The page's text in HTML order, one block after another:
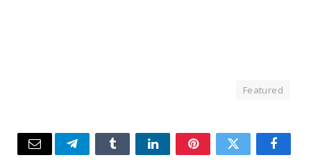
Featured
Facebook
Twitter
Pinterest
LinkedIn
Tumblr
Telegram
Email